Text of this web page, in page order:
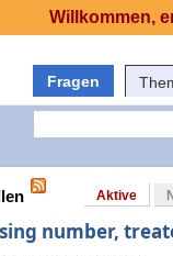
Fragen
Aktive
number,
Willkommen,